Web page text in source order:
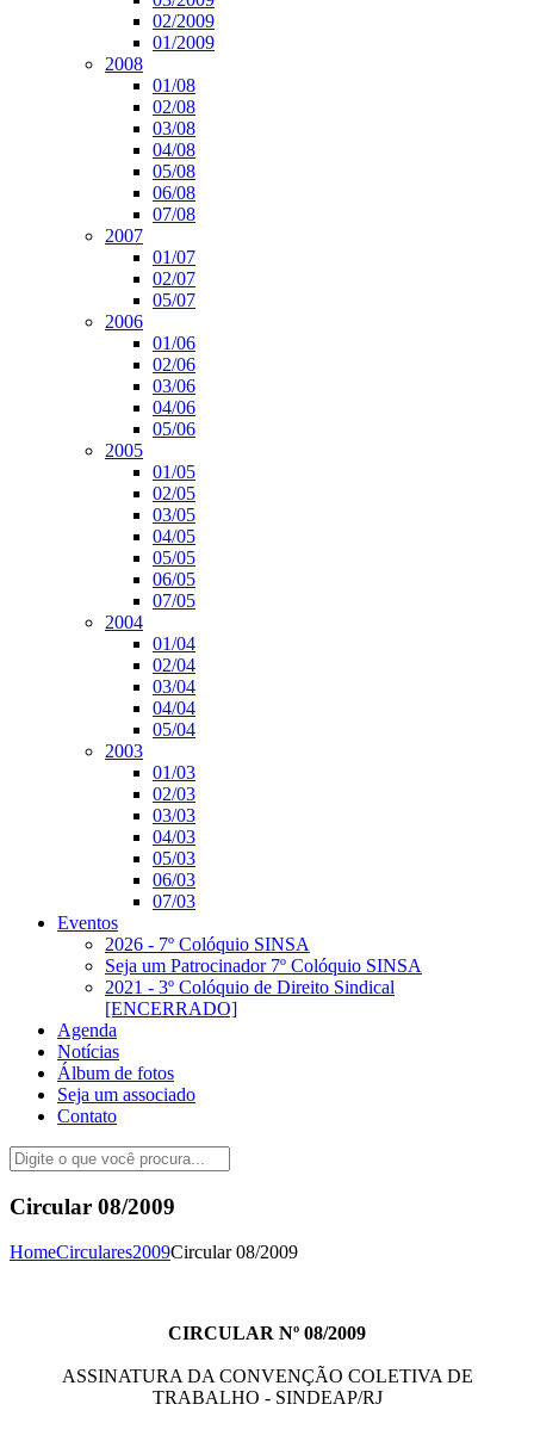
02/2009
01/2009
2008
01/08
02/08
03/08
04/08
05/08
06/08
07/08
2007
01/07
02/07
05/07
2006
01/06
02/06
03/06
04/06
05/06
2005
01/05
02/05
03/05
04/05
05/05
06/05
07/05
2004
01/04
02/04
03/04
04/04
05/04
2003
01/03
02/03
03/03
04/03
05/03
06/03
07/03
Eventos
2026 - 7º Colóquio SINSA
Seja um Patrocinador 7º Colóquio SINSA
2021 - 3º Colóquio de Direito Sindical
[ENCERRADO]
Agenda
Notícias
Álbum de fotos
Seja um associado
Contato
Circular 08/2009
HomeCirculares2009Circular 08/2009
CIRCULAR Nº 08/2009
ASSINATURA DA CONVENÇÃO COLETIVA DE
TRABALHO - SINDEAP/RJ